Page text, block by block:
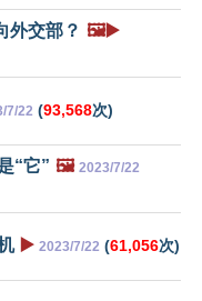
外交部？ 🖼️▶️
7/22 (93,568次)
“它” 🖼️ 2023/7/22
▶️ 2023/7/22 (61,056次)